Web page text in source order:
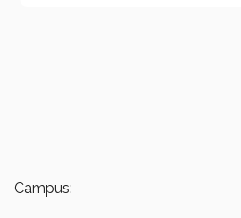
Campus: